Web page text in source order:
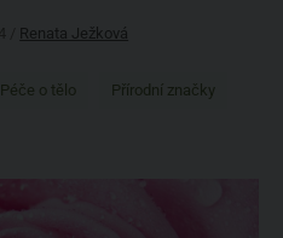
Renata Ježková
Péče o tělo
Přírodní značky